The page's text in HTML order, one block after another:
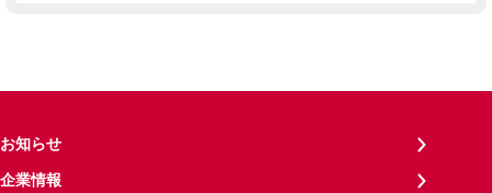
お知らせ
企業情報